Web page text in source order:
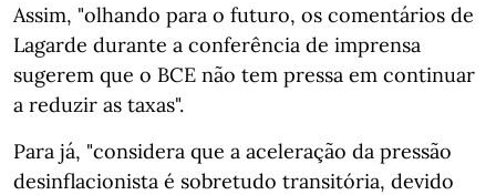
Assim, "olhando para o futuro, os comentários de
Lagarde durante a conferência de imprensa
sugerem que o BCE não tem pressa em continuar
a reduzir as taxas".
Para já, "considera que a aceleração da pressão
desinflacionista é sobretudo transitória, devido